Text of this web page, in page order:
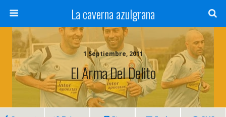
La caverna azulgrana
1 Septiembre, 2011
El Arma Del Delito